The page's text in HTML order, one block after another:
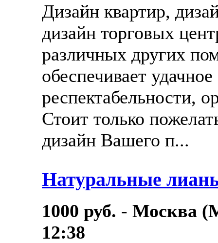
Дизайн квартир,
дизайн торговых
различных других
обеспечивает
респектабельности,
Стоит только
дизайн Вашего п...
Натуральные
1000 руб. - Москва
12:38